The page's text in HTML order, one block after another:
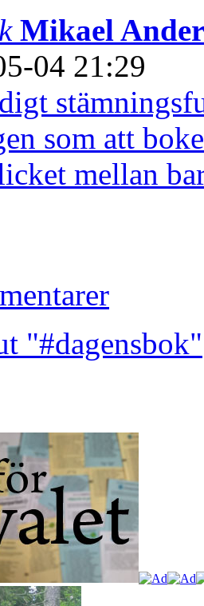
Mikael
04 21:29
som att
mellan
"#dagensbok"